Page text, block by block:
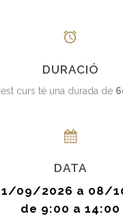
DURACIÓ
curs té una durada de
DATA
09/2026 a 08/
de 9:00 a 14:00